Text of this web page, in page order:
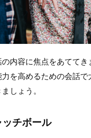
内容に焦点をあててき
を高めるための会話で
しょう。
チボール